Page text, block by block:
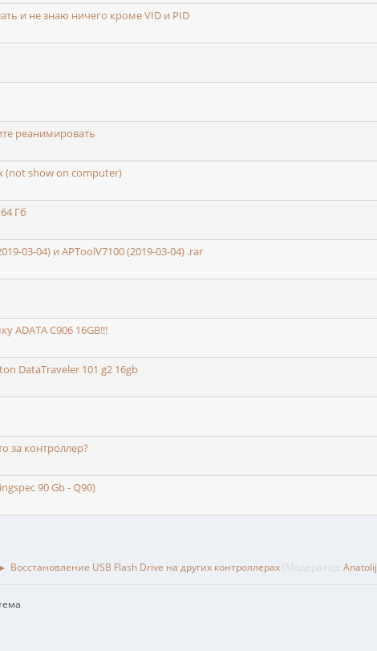
и не знаю ничего кроме VID и PID
реанимировать
(not show on computer)
Гб
03-04) и APToolV7100 (2019-03-04) .rar
ADATA C906 16GB!!!
DataTraveler 101 g2 16gb
за контроллер?
90 Gb - Q90)
► Восстановление USB Flash Drive на других контроллерах (Модератор: Anatolij